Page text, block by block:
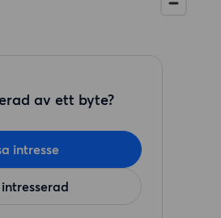
av ett byte?
intresse